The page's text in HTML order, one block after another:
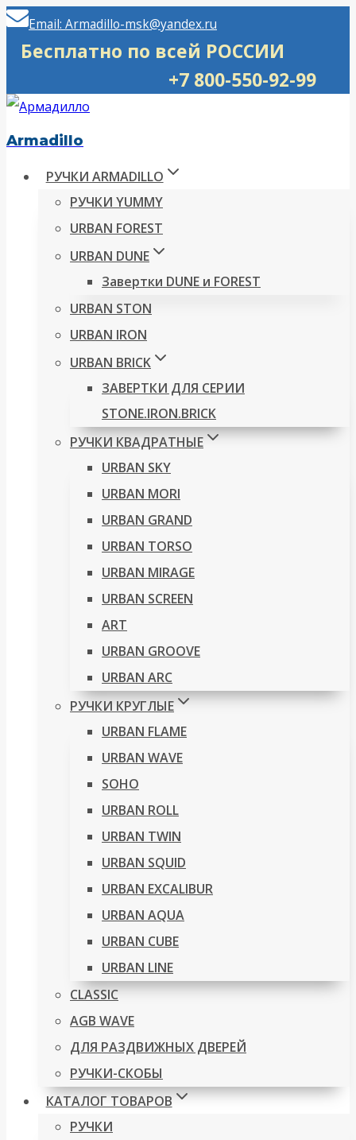
Перейти
Email: Armadillo-msk@yandex.ru
Бесплатно по всей РОССИИ
+7 800-550-92-99
Armadillo
РУЧКИ ARMADILLO
РУЧКИ YUMMY
URBAN FOREST
URBAN DUNE
Завертки DUNE и FOREST
URBAN STON
URBAN IRON
URBAN BRICK
ЗАВЕРТКИ ДЛЯ СЕРИИ
STONE.IRON.BRICK
РУЧКИ КВАДРАТНЫЕ
URBAN SKY
URBAN MORI
URBAN GRAND
URBAN TORSO
URBAN MIRAGE
URBAN SCREEN
ART
URBAN GROOVE
URBAN ARC
РУЧКИ КРУГЛЫЕ
URBAN FLAME
URBAN WAVE
SOHO
URBAN ROLL
URBAN TWIN
URBAN SQUID
URBAN EXCALIBUR
URBAN AQUA
URBAN CUBE
URBAN LINE
CLASSIC
AGB WAVE
ДЛЯ РАЗДВИЖНЫХ ДВЕРЕЙ
РУЧКИ-СКОБЫ
КАТАЛОГ ТОВАРОВ
РУЧКИ